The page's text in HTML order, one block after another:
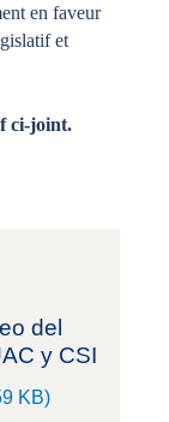
en faveur
et
ci-joint.
del
y CSI
KB)